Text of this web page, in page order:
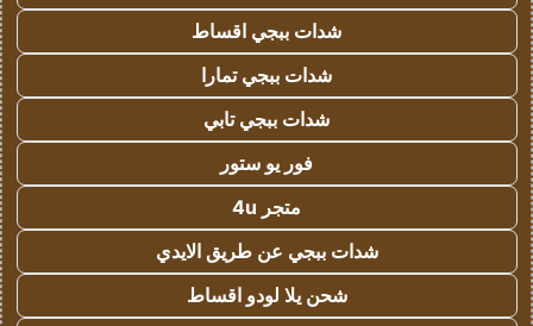
شدات ببجي اقساط
شدات ببجي تمارا
شدات ببجي تابي
فور يو ستور
متجر 4u
شدات ببجي عن طريق الايدي
شحن يلا لودو اقساط